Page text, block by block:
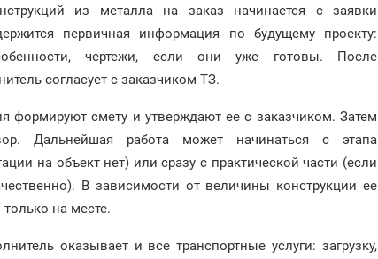
из металла на заказ начинается с заявки
первичная информация по будущему проекту:
чертежи, если они уже готовы. После
согласует с заказчиком ТЗ.
формируют смету и утверждают ее с заказчиком. Затем
Дальнейшая работа может начинаться с этапа
на объект нет) или сразу с практической части (если
В зависимости от величины конструкции ее
на месте.
оказывает и все транспортные услуги: загрузку,